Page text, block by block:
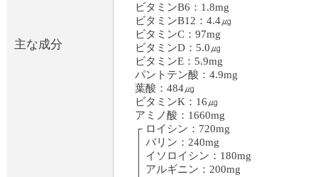
主な成分
ビタミンB6：1.8mg
ビタミンB12：4.4㎍
ビタミンC：97mg
ビタミンD：5.0㎍
ビタミンE：5.9mg
パントテン酸：4.9mg
葉酸：484㎍
ビタミンK：16㎍
アミノ酸：1660mg
┌ ロイシン：720mg
│ バリン：240mg
│ イソロイシン：180mg
│ アルギニン：200mg